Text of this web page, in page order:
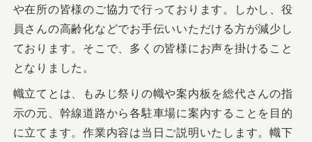
や在所の皆様のご協力で行っております。しかし、役
員さんの高齢化などでお手伝いいただける方が減少し
ております。そこで、多くの皆様にお声を掛けること
となりました。
幟立てとは、もみじ祭りの幟や案内板を総代さんの指
示の元、幹線道路から各駐車場に案内することを目的
に立てます。作業内容は当日ご説明いたします。幟下